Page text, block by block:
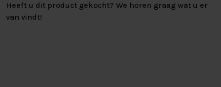
Heeft u dit product gekocht? We horen graag wat u er
van vindt!